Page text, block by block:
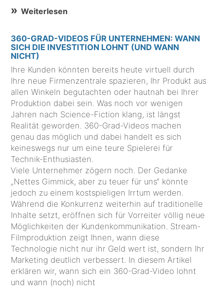
Weiterlesen
360-GRAD-VIDEOS FÜR UNTERNEHMEN: WANN
SICH DIE INVESTITION LOHNT (UND WANN
NICHT)
Ihre Kunden könnten bereits heute virtuell durch
Ihre neue Firmenzentrale spazieren, Ihr Produkt aus
allen Winkeln begutachten oder hautnah bei Ihrer
Produktion dabei sein. Was noch vor wenigen
Jahren nach Science-Fiction klang, ist längst
Realität geworden. 360-Grad-Videos machen
genau das möglich und dabei handelt es sich
keineswegs nur um eine teure Spielerei für
Technik-Enthusiasten.
Viele Unternehmer zögern noch. Der Gedanke
„Nettes Gimmick, aber zu teuer für uns“ könnte
jedoch zu einem kostspieligen Irrtum werden.
Während die Konkurrenz weiterhin auf traditionelle
Inhalte setzt, eröffnen sich für Vorreiter völlig neue
Möglichkeiten der Kundenkommunikation. Stream-
Filmproduktion zeigt Ihnen, wann diese
Technologie nicht nur ihr Geld wert ist, sondern Ihr
Marketing deutlich verbessert. In diesem Artikel
erklären wir, wann sich ein 360-Grad-Video lohnt
und wann (noch) nicht